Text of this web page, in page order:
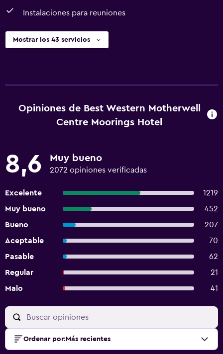
Instalaciones para reuniones
Mostrar los 43 servicios
Opiniones de Best Western Motherwell
Centre Moorings Hotel
8,6 Muy bueno
2072 opiniones verificadas
Excelente
1219
Muy bueno
452
Bueno
207
Aceptable
70
Pasable
62
Regular
21
Malo
41
Ordenar por: Más recientes